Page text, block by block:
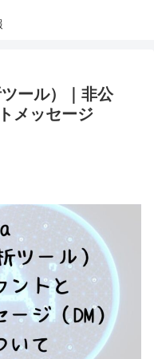
ール）｜非公
メッセージ